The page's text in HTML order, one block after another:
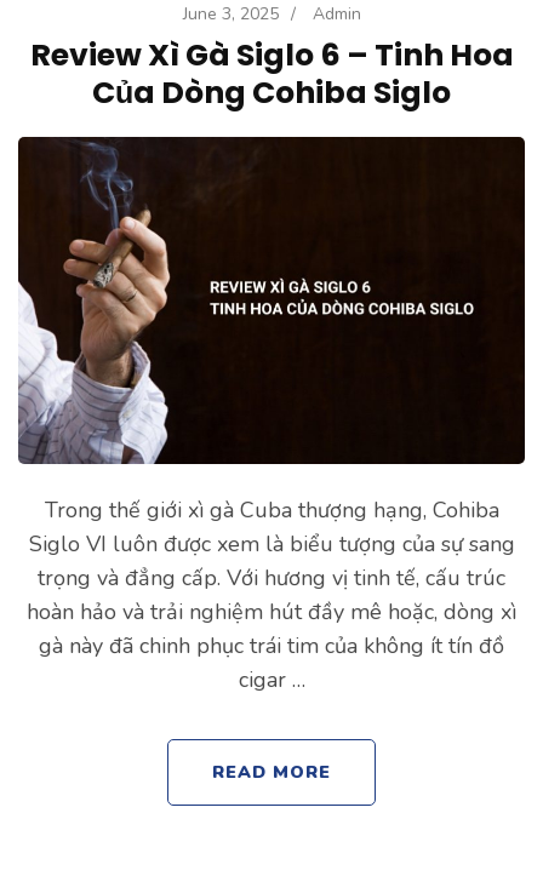
June 3, 2025 / Admin
Review Xì Gà Siglo 6 – Tinh Hoa
Của Dòng Cohiba Siglo
Trong thế giới xì gà Cuba thượng hạng, Cohiba
Siglo VI luôn được xem là biểu tượng của sự sang
trọng và đẳng cấp. Với hương vị tinh tế, cấu trúc
hoàn hảo và trải nghiệm hút đầy mê hoặc, dòng xì
gà này đã chinh phục trái tim của không ít tín đồ
cigar …
READ MORE